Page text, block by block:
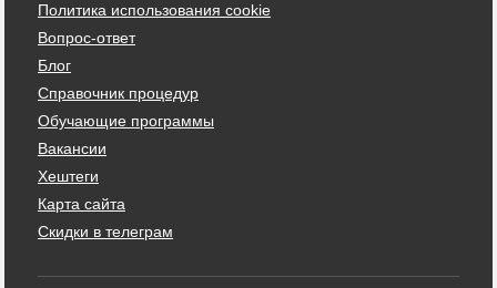
Политика использования cookie
Вопрос-ответ
Блог
Справочник процедур
Обучающие программы
Вакансии
Хештеги
Карта сайта
Скидки в телеграм